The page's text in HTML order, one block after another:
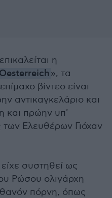
η
Oesterreich», τα
βίντεο είναι
αντικαγκελάριο και
και πρώην υπ'
Ελευθέρων Γιόχαν
συστηθεί ως
Ρώσου ολιγάρχη
πόρνη, όπως